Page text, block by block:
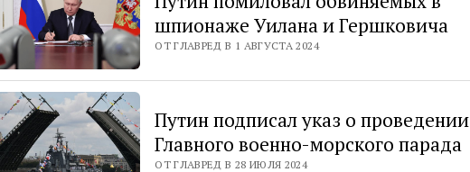
шпионаже Уилана и Гершковича
ОТ ГЛАВРЕД В 1 АВГУСТА 2024
Путин подписал указ о проведении
Главного военно-морского парада
ОТ ГЛАВРЕД В 28 ИЮЛЯ 2024